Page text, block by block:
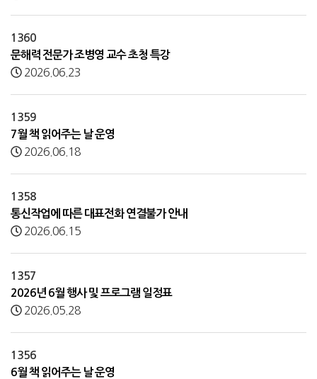
1360
문해력 전문가 조병영 교수 초청 특강
2026.06.23
1359
7월 책 읽어주는 날 운영
2026.06.18
1358
통신작업에 따른 대표전화 연결불가 안내
2026.06.15
1357
2026년 6월 행사 및 프로그램 일정표
2026.05.28
1356
6월 책 읽어주는 날 운영